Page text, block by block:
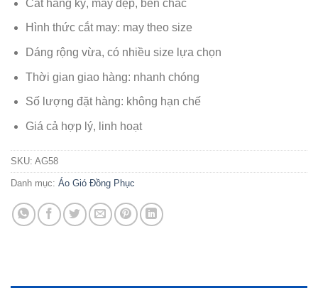
Cắt hàng kỹ, may đẹp, bền chắc
Hình thức cắt may: may theo size
Dáng rộng vừa, có nhiều size lựa chọn
Thời gian giao hàng: nhanh chóng
Số lượng đặt hàng: không hạn chế
Giá cả hợp lý, linh hoạt
SKU: AG58
Danh mục: Áo Gió Đồng Phục